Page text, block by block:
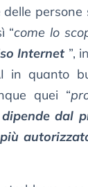
persone
“come lo
Internet ”,
in quanto
quei “
dipende dal